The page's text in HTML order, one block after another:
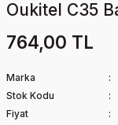
Oukitel C35
764,00 TL
Marka
Stok Kodu
Fiyat